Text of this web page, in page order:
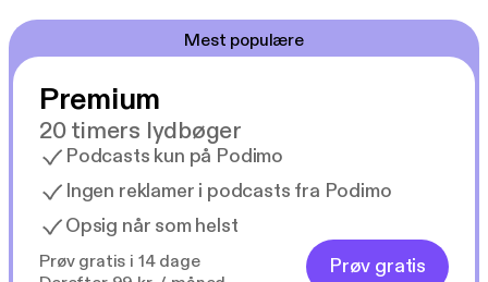
Mest populære
Premium
20 timers lydbøger
Podcasts kun på Podimo
Ingen reklamer i podcasts fra Podimo
Opsig når som helst
Prøv gratis i 14 dage
Prøv gratis